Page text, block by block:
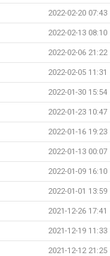
2022-02-20 07:43
2022-02-13 08:10
2022-02-06 21:22
2022-02-05 11:31
2022-01-30 15:54
2022-01-23 10:47
2022-01-16 19:23
2022-01-13 00:07
2022-01-09 16:10
2022-01-01 13:59
2021-12-26 17:41
2021-12-19 11:33
2021-12-12 21:25